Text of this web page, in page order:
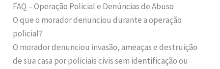
FAQ – Operação Policial e Denúncias de Abuso
O que o morador denunciou durante a operação
policial?
O morador denunciou invasão, ameaças e destruição
de sua casa por policiais civis sem identificação ou